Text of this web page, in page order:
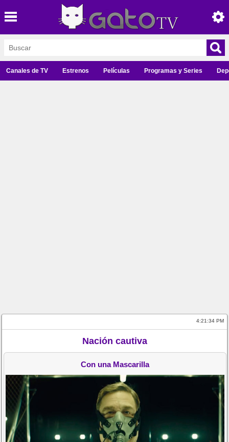
Canales de TV Estrenos Películas Programas y Series
4:21:34 PM
Nación cautiva
Con una Mascarilla